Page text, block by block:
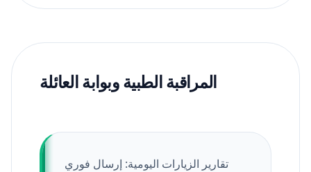
المراقبة الطبية وبوابة العائلة
تقارير الزيارات اليومية: إرسال فوري